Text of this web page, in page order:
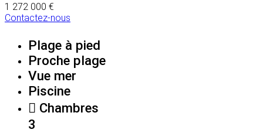
1 272 000 €
Contactez-nous
Plage à pied
Proche plage
Vue mer
Piscine
Chambres
3